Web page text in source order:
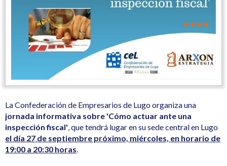
La Confederación de Empresarios de Lugo organiza una
jornada informativa sobre 'Cómo actuar ante una
inspección fiscal', que tendrá lugar en su sede central en Lugo
el día 27 de septiembre próximo, miércoles, en horario de
19:00 a 20:30 horas.